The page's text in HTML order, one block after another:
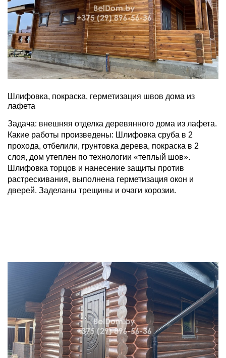
Шлифовка, покраска, герметизация швов дома из
лафета
Задача: внешняя отделка деревянного дома из лафета.
Какие работы произведены: Шлифовка сруба в 2
прохода, отбелили, грунтовка дерева, покраска в 2
слоя, дом утеплен по технологии «теплый шов».
Шлифовка торцов и нанесение защиты против
растрескивания, выполнена герметизация окон и
дверей. Заделаны трещины и очаги корозии.